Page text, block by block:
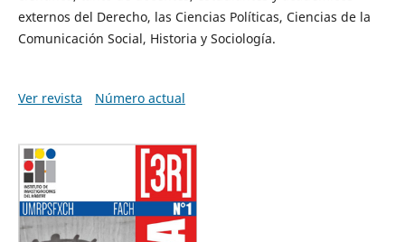
externos del Derecho, las Ciencias Políticas, Ciencias de la
Comunicación Social, Historia y Sociología.
Ver revista Número actual